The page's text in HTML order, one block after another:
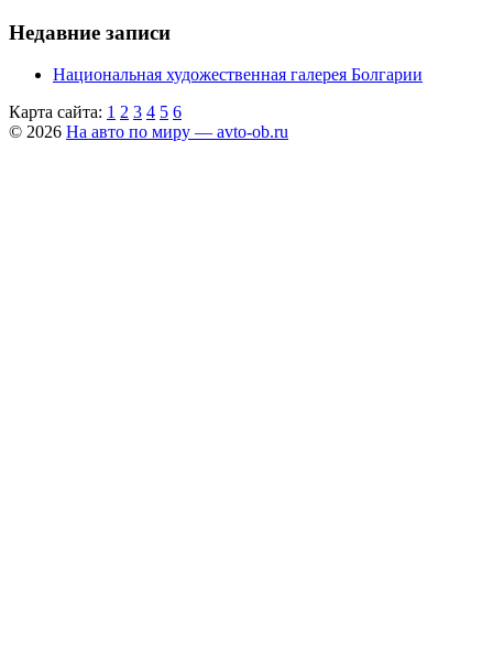
Недавние записи
Национальная художественная галерея Болгарии
Карта сайта: 1 2 3 4 5 6
© 2026 На авто по миру — avto-ob.ru